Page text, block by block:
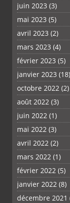
juin 2023 (3)
mai 2023 (5)
avril 2023 (2)
mars 2023 (4)
février 2023 (5)
janvier 2023 (18)
octobre 2022 (2)
août 2022 (3)
juin 2022 (1)
mai 2022 (3)
avril 2022 (2)
mars 2022 (1)
février 2022 (5)
janvier 2022 (8)
décembre 2021